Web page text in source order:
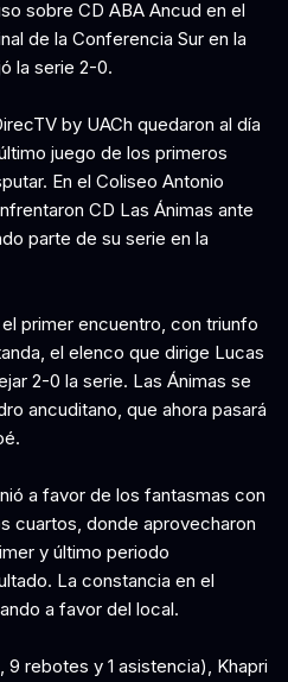
sobre CD ABA Ancud en el
de la Conferencia Sur en la
la serie 2-0.
by UACh quedaron al día
juego de los primeros
En el Coliseo Antonio
CD Las Ánimas ante
parte de su serie en la
primer encuentro, con triunfo
el elenco que dirige Lucas
2-0 la serie. Las Ánimas se
ancuditano, que ahora pasará
a favor de los fantasmas con
cuartos, donde aprovecharon
y último periodo
La constancia en el
a favor del local.
9 rebotes y 1 asistencia), Khapri